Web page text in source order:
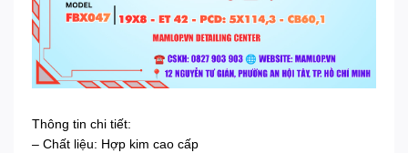
Thông tin chi tiết:
– Chất liệu: Hợp kim cao cấp